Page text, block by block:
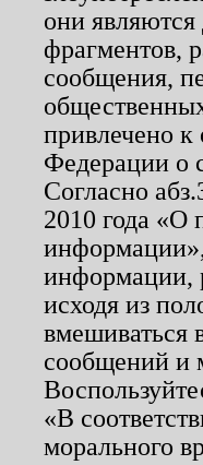
они
фрагментов,
сообщения,
привлечено к
Федерации о
Согласно
2010 года «О
информации,
исходя из
вмешиваться
сообщений и
«В
морального